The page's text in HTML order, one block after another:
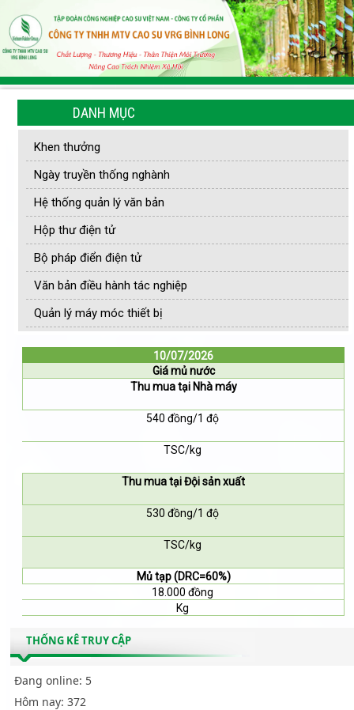
DANH MỤC
Khen thưởng
Ngày truyền thống nghành
Hệ thống quản lý văn bản
Hộp thư điện tử
Bộ pháp điển điện tử
Văn bản điều hành tác nghiệp
Quản lý máy móc thiết bị
10/07/2026
Giá mủ nước
Thu mua tại Nhà máy
540 đồng/1 độ
TSC/kg
Thu mua tại Đội sản xuất
530 đồng/1 độ
TSC/kg
Mủ tạp (DRC=60%)
18.000 đồng
Kg
THỐNG KÊ TRUY CẬP
Đang online: 5
Hôm nay: 372